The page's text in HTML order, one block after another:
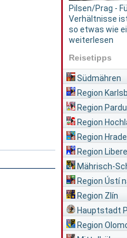
Pilsen/Prag -
Verhältnisse
so etwas wie
weiterlesen
Reisetipps
Südmähren
Region
Region
Region
Region
Region
Mährisch-
Region Ústí
Region Zlín
Hauptstadt
Region